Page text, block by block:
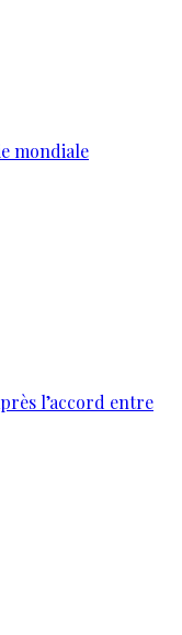
mondiale
l’accord entre